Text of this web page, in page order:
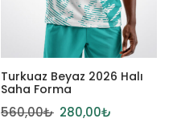
Turkuaz Beyaz 2026 Halı
Saha Forma
560,00₺ 280,00₺